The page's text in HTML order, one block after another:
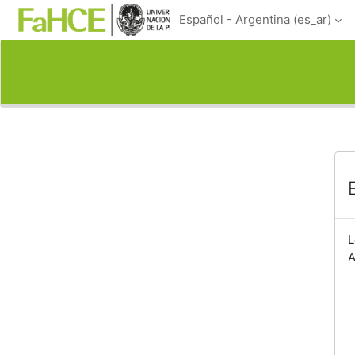
Salta al contenido principal
Español - Argentina ‎(es_ar)‎